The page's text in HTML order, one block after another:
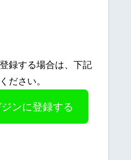
録する場合は、下記
ださい。
ンに登録する